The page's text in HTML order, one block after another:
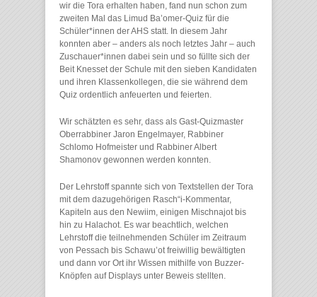
wir die Tora erhalten haben, fand nun schon zum
zweiten Mal das Limud Ba’omer-Quiz für die
Schüler*innen der AHS statt. In diesem Jahr
konnten aber – anders als noch letztes Jahr – auch
Zuschauer*innen dabei sein und so füllte sich der
Beit Knesset der Schule mit den sieben Kandidaten
und ihren Klassenkollegen, die sie während dem
Quiz ordentlich anfeuerten und feierten.
Wir schätzten es sehr, dass als Gast-Quizmaster
Oberrabbiner Jaron Engelmayer, Rabbiner
Schlomo Hofmeister und Rabbiner Albert
Shamonov gewonnen werden konnten.
Der Lehrstoff spannte sich von Textstellen der Tora
mit dem dazugehörigen Rasch“i-Kommentar,
Kapiteln aus den Newiim, einigen Mischnajot bis
hin zu Halachot. Es war beachtlich, welchen
Lehrstoff die teilnehmenden Schüler im Zeitraum
von Pessach bis Schawu’ot freiwillig bewältigten
und dann vor Ort ihr Wissen mithilfe von Buzzer-
Knöpfen auf Displays unter Beweis stellten.